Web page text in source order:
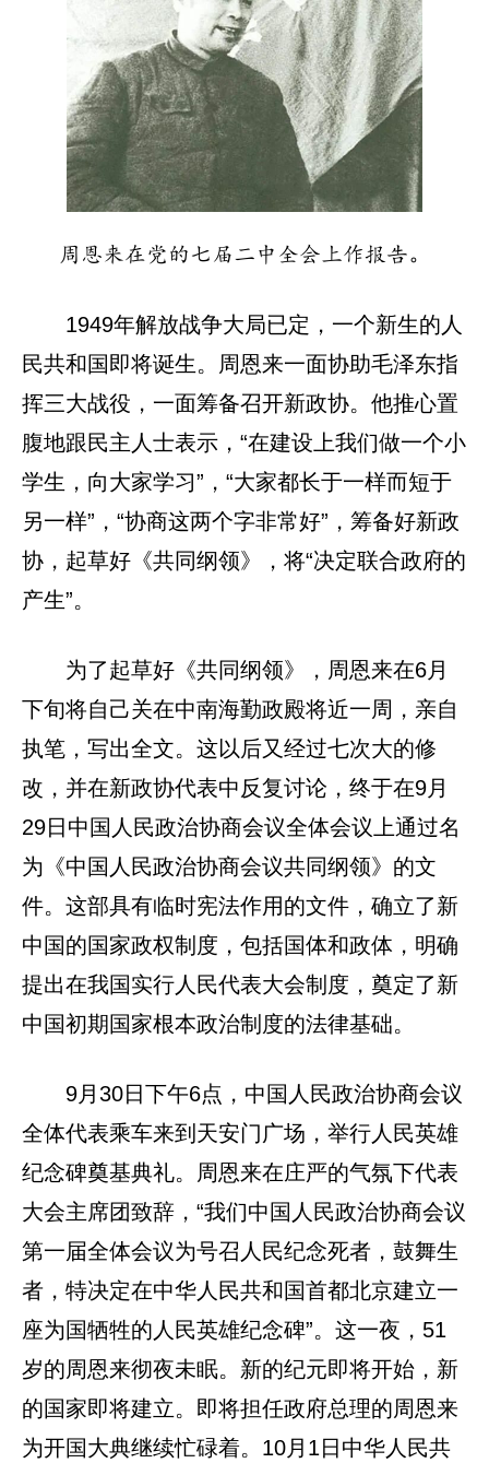
周恩来在党的七届二中全会上作报告。
1949年解放战争大局已定，一个新生的人
民共和国即将诞生。周恩来一面协助毛泽东指
挥三大战役，一面筹备召开新政协。他推心置
腹地跟民主人士表示，“在建设上我们做一个小
学生，向大家学习”，“大家都长于一样而短于
另一样”，“协商这两个字非常好”，筹备好新政
协，起草好《共同纲领》，将“决定联合政府的
产生”。
为了起草好《共同纲领》，周恩来在6月
下旬将自己关在中南海勤政殿将近一周，亲自
执笔，写出全文。这以后又经过七次大的修
改，并在新政协代表中反复讨论，终于在9月
29日中国人民政治协商会议全体会议上通过名
为《中国人民政治协商会议共同纲领》的文
件。这部具有临时宪法作用的文件，确立了新
中国的国家政权制度，包括国体和政体，明确
提出在我国实行人民代表大会制度，奠定了新
中国初期国家根本政治制度的法律基础。
9月30日下午6点，中国人民政治协商会议
全体代表乘车来到天安门广场，举行人民英雄
纪念碑奠基典礼。周恩来在庄严的气氛下代表
大会主席团致辞，“我们中国人民政治协商会议
第一届全体会议为号召人民纪念死者，鼓舞生
者，特决定在中华人民共和国首都北京建立一
座为国牺牲的人民英雄纪念碑”。这一夜，51
岁的周恩来彻夜未眠。新的纪元即将开始，新
的国家即将建立。即将担任政府总理的周恩来
为开国大典继续忙碌着。10月1日中华人民共